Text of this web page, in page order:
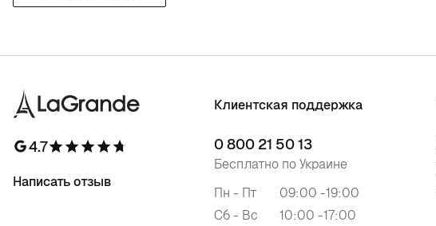
4.7
Написать отзыв
Клиентская поддержка
0 800 21 50 13
Бесплатно по Украине
Пн - Пт
09:00 -19:00
Сб - Вс
10:00 -17:00